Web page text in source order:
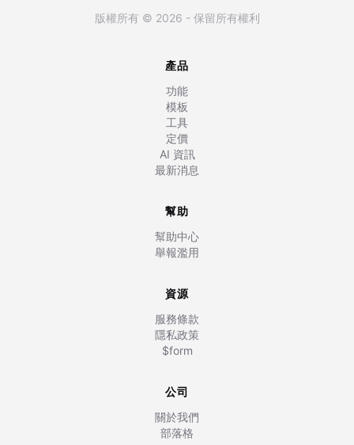
版權所有 © 2026 - 保留所有權利
產品
功能
模板
工具
定價
AI 資訊
最新消息
幫助
幫助中心
舉報濫用
資源
服務條款
隱私政策
$form
公司
關於我們
部落格